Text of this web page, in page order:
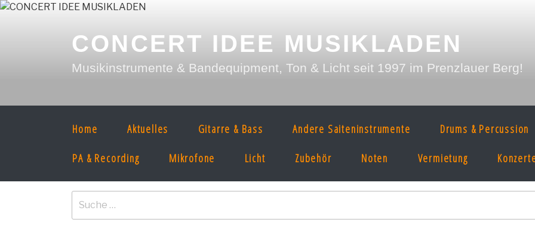
Zum
CONCERT IDEE MUSIKLADEN
Musikinstrumente & Bandequipment, Ton & Licht seit 1997 im Prenzlauer Berg!
Home Aktuelles Gitarre & Bass Andere Saiteninstrumente Drums & Percussion
PA & Recording Mikrofone Licht Zubehör Noten Vermietung
nach: